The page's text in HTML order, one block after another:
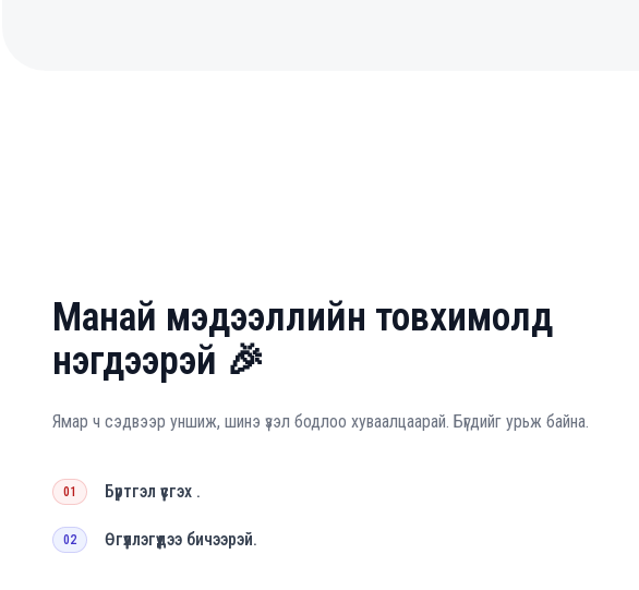
Манай мэдээллийн товхимолд
нэгдээрэй 🎉
Ямар ч сэдвээр уншиж, шинэ үзэл бодлоо хуваалцаарай. Бүгдийг урьж байна.
01 Бүртгэл үүсгэх .
02 Өгүүллэгүүдээ бичээрэй.